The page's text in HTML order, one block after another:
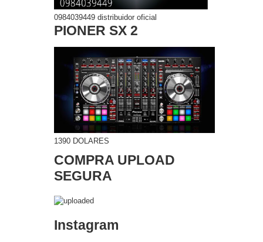
0984039449 distribuidor oficial
PIONER SX 2
1390 DOLARES
COMPRA UPLOAD
SEGURA
Instagram